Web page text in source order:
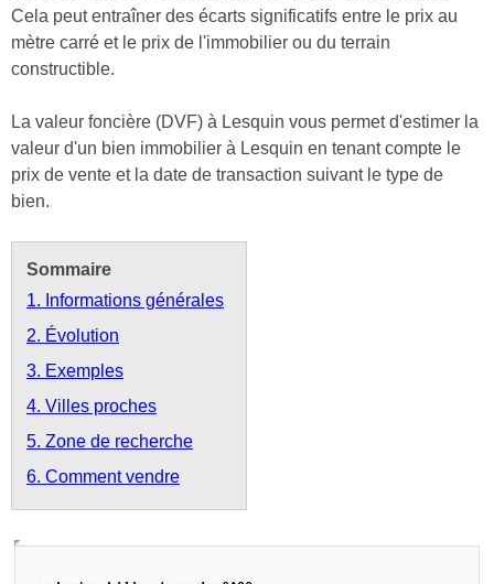
Cela peut entraîner des écarts significatifs entre le prix au
mètre carré et le prix de l'immobilier ou du terrain
constructible.
La valeur foncière (DVF) à Lesquin vous permet d'estimer la
valeur d'un bien immobilier à Lesquin en tenant compte le
prix de vente et la date de transaction suivant le type de
bien.
Sommaire
1. Informations générales
2. Évolution
3. Exemples
4. Villes proches
5. Zone de recherche
6. Comment vendre